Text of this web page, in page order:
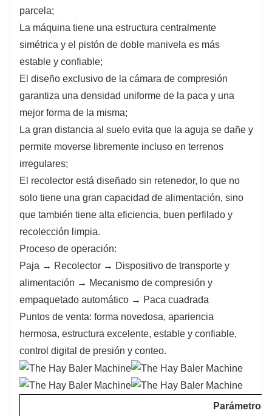
parcela;
La máquina tiene una estructura centralmente
simétrica y el pistón de doble manivela es más
estable y confiable;
El diseño exclusivo de la cámara de compresión
garantiza una densidad uniforme de la paca y una
mejor forma de la misma;
La gran distancia al suelo evita que la aguja se dañe y
permite moverse libremente incluso en terrenos
irregulares;
El recolector está diseñado sin retenedor, lo que no
solo tiene una gran capacidad de alimentación, sino
que también tiene alta eficiencia, buen perfilado y
recolección limpia.
Proceso de operación:
Paja → Recolector → Dispositivo de transporte y
alimentación → Mecanismo de compresión y
empaquetado automático → Paca cuadrada
Puntos de venta: forma novedosa, apariencia
hermosa, estructura excelente, estable y confiable,
control digital de presión y conteo.
Parámetros